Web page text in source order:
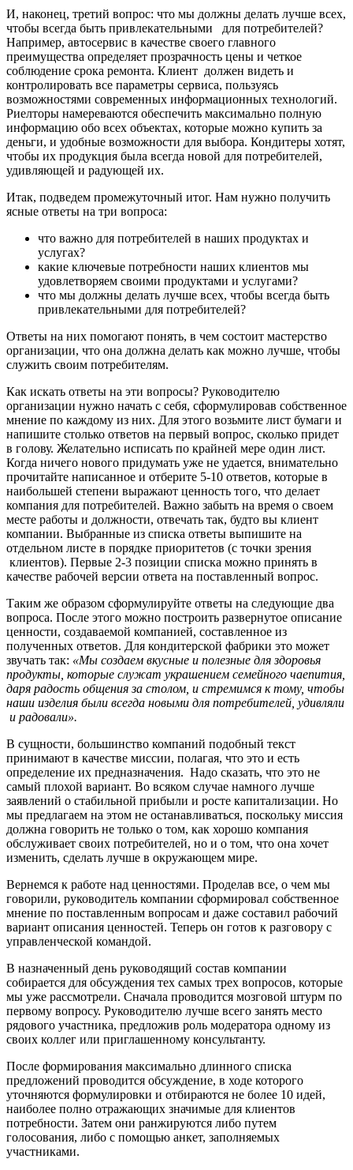
И, наконец, третий вопрос: что мы должны делать лучше всех,
чтобы всегда быть привлекательными для потребителей?
Например, автосервис в качестве своего главного
преимущества определяет прозрачность цены и четкое
соблюдение срока ремонта. Клиент должен видеть и
контролировать все параметры сервиса, пользуясь
возможностями современных информационных технологий.
Риелторы намереваются обеспечить максимально полную
информацию обо всех объектах, которые можно купить за
деньги, и удобные возможности для выбора. Кондитеры хотят,
чтобы их продукция была всегда новой для потребителей,
удивляющей и радующей их.
Итак, подведем промежуточный итог. Нам нужно получить
ясные ответы на три вопроса:
что важно для потребителей в наших продуктах и
услугах?
какие ключевые потребности наших клиентов мы
удовлетворяем своими продуктами и услугами?
что мы должны делать лучше всех, чтобы всегда быть
привлекательными для потребителей?
Ответы на них помогают понять, в чем состоит мастерство
организации, что она должна делать как можно лучше, чтобы
служить своим потребителям.
Как искать ответы на эти вопросы? Руководителю
организации нужно начать с себя, сформулировав собственное
мнение по каждому из них. Для этого возьмите лист бумаги и
напишите столько ответов на первый вопрос, сколько придет
в голову. Желательно исписать по крайней мере один лист.
Когда ничего нового придумать уже не удается, внимательно
прочитайте написанное и отберите 5-10 ответов, которые в
наибольшей степени выражают ценность того, что делает
компания для потребителей. Важно забыть на время о своем
месте работы и должности, отвечать так, будто вы клиент
компании. Выбранные из списка ответы выпишите на
отдельном листе в порядке приоритетов (с точки зрения
клиентов). Первые 2-3 позиции списка можно принять в
качестве рабочей версии ответа на поставленный вопрос.
Таким же образом сформулируйте ответы на следующие два
вопроса. После этого можно построить развернутое описание
ценности, создаваемой компанией, составленное из
полученных ответов. Для кондитерской фабрики это может
звучать так: «Мы создаем вкусные и полезные для здоровья
продукты, которые служат украшением семейного чаепития,
даря радость общения за столом, и стремимся к тому, чтобы
наши изделия были всегда новыми для потребителей, удивляли
и радовали».
В сущности, большинство компаний подобный текст
принимают в качестве миссии, полагая, что это и есть
определение их предназначения. Надо сказать, что это не
самый плохой вариант. Во всяком случае намного лучше
заявлений о стабильной прибыли и росте капитализации. Но
мы предлагаем на этом не останавливаться, поскольку миссия
должна говорить не только о том, как хорошо компания
обслуживает своих потребителей, но и о том, что она хочет
изменить, сделать лучше в окружающем мире.
Вернемся к работе над ценностями. Проделав все, о чем мы
говорили, руководитель компании сформировал собственное
мнение по поставленным вопросам и даже составил рабочий
вариант описания ценностей. Теперь он готов к разговору с
управленческой командой.
В назначенный день руководящий состав компании
собирается для обсуждения тех самых трех вопросов, которые
мы уже рассмотрели. Сначала проводится мозговой штурм по
первому вопросу. Руководителю лучше всего занять место
рядового участника, предложив роль модератора одному из
своих коллег или приглашенному консультанту.
После формирования максимально длинного списка
предложений проводится обсуждение, в ходе которого
уточняются формулировки и отбираются не более 10 идей,
наиболее полно отражающих значимые для клиентов
потребности. Затем они ранжируются либо путем
голосования, либо с помощью анкет, заполняемых
участниками.